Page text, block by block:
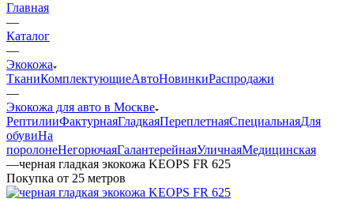
Главная
—
Каталог
—
Экокожа
ТканиКомплектующиеАвтоНовинкиРаспродажи
—
Экокожа для авто в Москве
РептилииФактурнаяГладкаяПереплетнаяСпециальнаяДля
обувиНа
поролонеНегорючаяГалантерейнаяУличнаяМедицинская
—черная гладкая экокожа KEOPS FR 625
Покупка от 25 метров